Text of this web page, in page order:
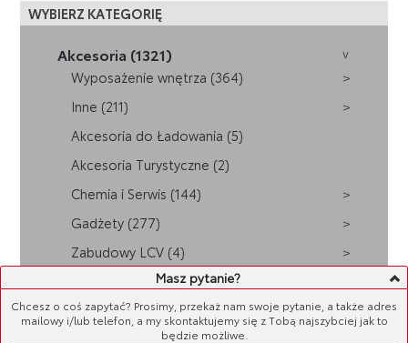
WYBIERZ KATEGORIĘ
Akcesoria (1321)
Wyposażenie wnętrza (364)
Inne (211)
Akcesoria do Ładowania (5)
Akcesoria Turystyczne (2)
Chemia i Serwis (144)
Gadżety (277)
Zabudowy LCV (4)
Części (1086)
Masz pytanie?
Chcesz o coś zapytać? Prosimy, przekaż nam swoje pytanie, a także adres
mailowy i/lub telefon, a my skontaktujemy się z Tobą najszybciej jak to
będzie możliwe.